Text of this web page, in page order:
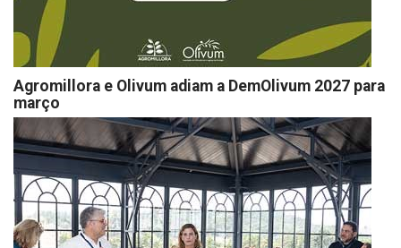
Agromillora e Olivum adiam a DemOlivum 2027 para
março